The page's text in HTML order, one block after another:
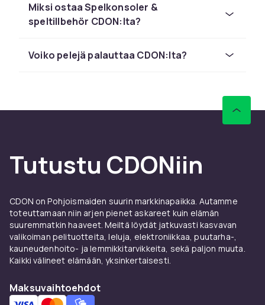
Valitse oikea peli
pelityylin löytämistä, joka sopii sinulle.
Pysy ajan tasalla pelialan uusimmista uutisista
lanseerauspäivänä.
kaikille alustoille ja budjeteille. Laaja valikoima,
hyvät hinnat ja nopea toimitus – löydä
seuraava pelisi tänään.
CDON:lta löydät laajan pelien valikoiman
kilpailukykyisiin hintoihin nopealla toimituksella
Katso suositut pelit valikoimastamme.
Miksi ostaa Spelkonsoler &
speltillbehör CDON:lta?
Voiko pelejä palauttaa CDON:lta?
Tutustu CDONiin
CDON on Pohjoismaiden suurin markkinapaikka. Autamme
toteuttamaan niin arjen pienet askareet kuin elämän
suuremmatkin haaveet. Meiltä löydät jatkuvasti kasvavan
valikoiman pelituotteita, leluja, elektroniikkaa, puutarha-,
kauneudenhoito- ja lemmikkitarvikkeita, sekä paljon muuta.
Kaikki välineet elämään, yksinkertaisesti.
Maksuvaihtoehdot